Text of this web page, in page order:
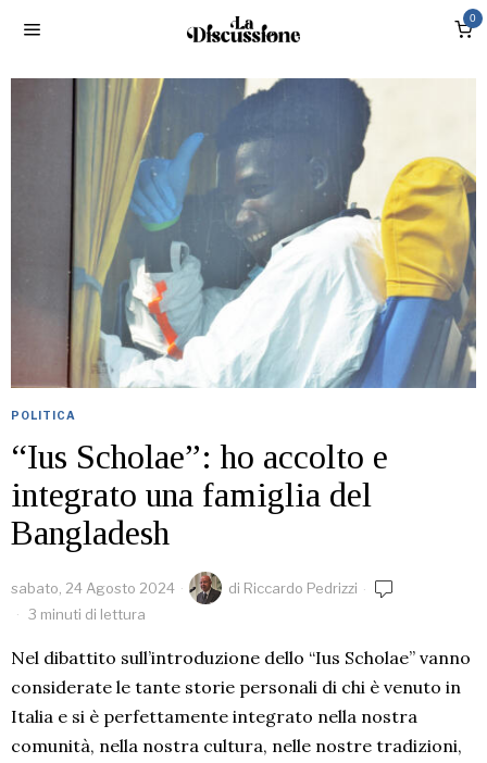
0
POLITICA
“Ius Scholae”: ho accolto e
integrato una famiglia del
Bangladesh
sabato, 24 Agosto 2024 di Riccardo Pedrizzi
3 minuti di lettura
Nel dibattito sull’introduzione dello “Ius Scholae” vanno
considerate le tante storie personali di chi è venuto in
Italia e si è perfettamente integrato nella nostra
comunità, nella nostra cultura, nelle nostre tradizioni,